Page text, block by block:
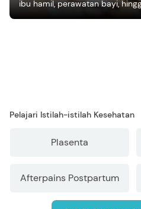
ibu hamil, perawatan bayi,
mengasuh anak
Pelajari Istilah-istilah Kesehatan
Plasenta
Afterpains Postpartum